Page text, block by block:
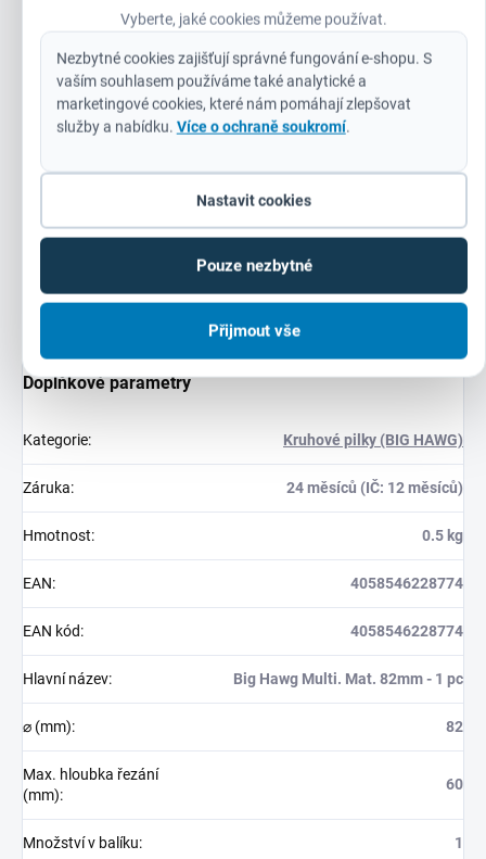
Vyberte, jaké cookies můžeme používat.
Nezbytné cookies zajišťují správné fungování e-shopu. S
vaším souhlasem používáme také analytické a
marketingové cookies, které nám pomáhají zlepšovat
služby a nabídku. Více o ochraně soukromí.
Nastavit cookies
Pouze nezbytné
Přijmout vše
Měkká dřeva, dřevotřísky, překližky, dřevovláknité desky
(MDF)
Sádrokartonové desky. Nejsou vhodné pro použití ve
tvrdých materiálech, jako beton, žula, středně tvrdé až
tvrdé pískovcové bloky, přírodní kámen a tvrdé cihly s
Doplňkové parametry
Kategorie: Kruhové pilky (BIG HAWG)
Záruka: 24 měsíců (IČ: 12 měsíců)
Hmotnost: 0.5 kg
EAN: 4058546228774
EAN kód: 4058546228774
Hlavní název: Big Hawg Multi. Mat. 82mm - 1 pc
⌀ (mm): 82
Max. hloubka řezání
(mm):
60
Množství v balíku: 1